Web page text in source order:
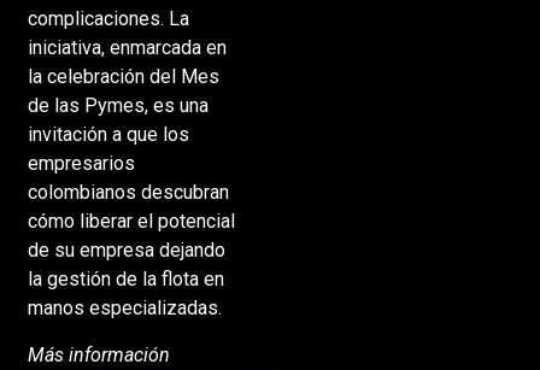
complicaciones. La
iniciativa, enmarcada en
la celebración del Mes
de las Pymes, es una
invitación a que los
empresarios
colombianos descubran
cómo liberar el potencial
de su empresa dejando
la gestión de la flota en
manos especializadas.
Más información